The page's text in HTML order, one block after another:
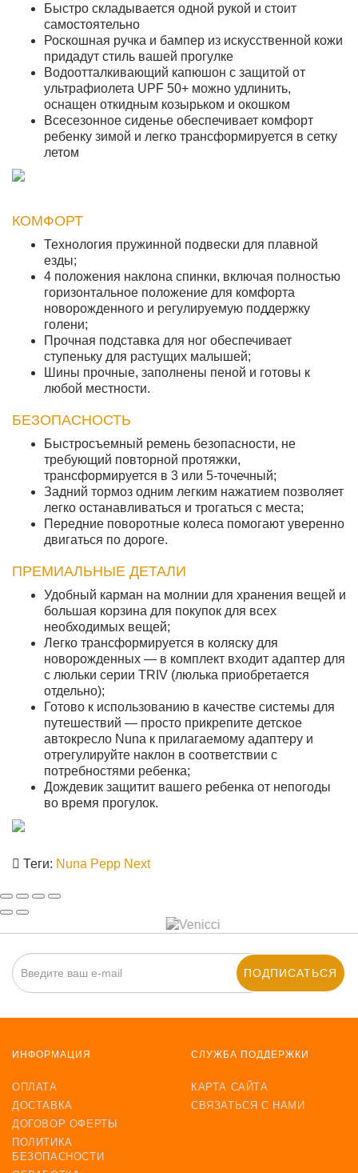
Быстро складывается одной рукой и стоит
самостоятельно
Роскошная ручка и бампер из искусственной кожи
придадут стиль вашей прогулке
Водоотталкивающий капюшон с защитой от
ультрафиолета UPF 50+ можно удлинить,
оснащен откидным козырьком и окошком
Всесезонное сиденье обеспечивает комфорт
ребенку зимой и легко трансформируется в сетку
летом
КОМФОРТ
Технология пружинной подвески для плавной
езды;
4 положения наклона спинки, включая полностью
горизонтальное положение для комфорта
новорожденного и регулируемую поддержку
голени;
Прочная подставка для ног обеспечивает
ступеньку для растущих малышей;
Шины прочные, заполнены пеной и готовы к
любой местности.
БЕЗОПАСНОСТЬ
Быстросъемный ремень безопасности, не
требующий повторной протяжки,
трансформируется в 3 или 5-точечный;
Задний тормоз одним легким нажатием позволяет
легко останавливаться и трогаться с места;
Передние поворотные колеса помогают уверенно
двигаться по дороге.
ПРЕМИАЛЬНЫЕ ДЕТАЛИ
Удобный карман на молнии для хранения вещей и
большая корзина для покупок для всех
необходимых вещей;
Легко трансформируется в коляску для
новорожденных — в комплект входит адаптер для
с люльки серии TRIV (люлька приобретается
отдельно);
Готово к использованию в качестве системы для
путешествий — просто прикрепите детское
автокресло Nuna к прилагаемому адаптеру и
отрегулируйте наклон в соответствии с
потребностями ребенка;
Дождевик защитит вашего ребенка от непогоды
во время прогулок.
Теги: Nuna Pepp Next
ПОДПИСАТЬСЯ
ИНФОРМАЦИЯ
ОПЛАТА
ДОСТАВКА
ДОГОВОР ОФЕРТЫ
ПОЛИТИКА
БЕЗОПАСНОСТИ
СЛУЖБА ПОДДЕРЖКИ
КАРТА САЙТА
СВЯЗАТЬСЯ С НАМИ